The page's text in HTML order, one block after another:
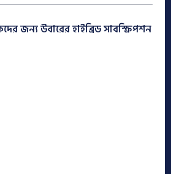
জন্য উবারের হাইব্রিড সাবস্ক্রিপশন